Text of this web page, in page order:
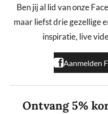
b
o
k
Ben jij al lid van onze
maar liefst drie gezellige
inspiratie, live
Aanmelden
Ontvang 5%